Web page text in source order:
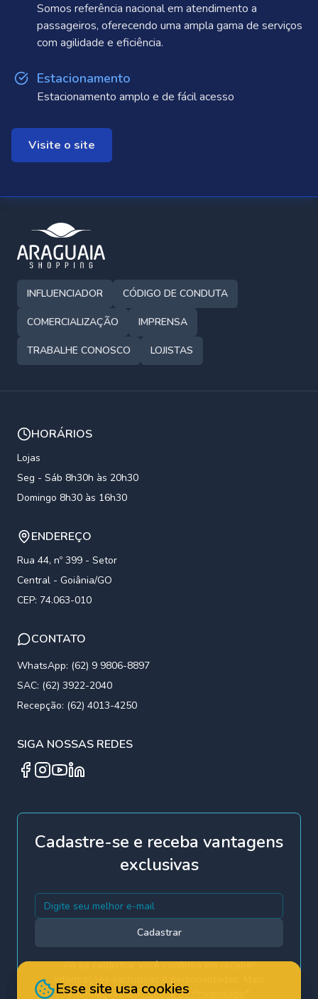
Esse site usa cookies
Esse site usa cookies
Somos referência nacional em atendimento a
passageiros, oferecendo uma ampla gama de serviços
com agilidade e eficiência.
Estacionamento
Estacionamento amplo e de fácil acesso
Visite o site
INFLUENCIADOR CÓDIGO DE CONDUTA
COMERCIALIZAÇÃO IMPRENSA
TRABALHE CONOSCO LOJISTAS
HORÁRIOS
Lojas
Seg - Sáb 8h30h às 20h30
Domingo 8h30 às 16h30
ENDEREÇO
Rua 44, nº 399 - Setor
Central - Goiânia/GO
CEP: 74.063-010
CONTATO
WhatsApp: (62) 9 9806-8897
SAC: (62) 3922-2040
Recepção: (62) 4013-4250
SIGA NOSSAS REDES
Cadastre-se e receba vantagens
exclusivas
Cadastrar
Ao se cadastrar você confirma em receber
informações em Política de Privacidade